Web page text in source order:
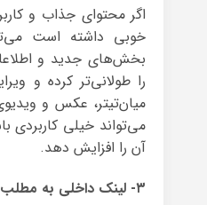
اگر محتوای جذاب و
خوبی داشته است
بخش‌های جدید و
را طولانی‌تر کرده و
میان‌تیتر، عکس و
می‌تواند خیلی کاربردی
آن را افزایش دهد.
۳- لینک داخلی به مطلب قدیمی